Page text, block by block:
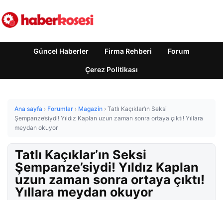
Güncel Haberler Firma Rehberi Forum
Çerez Politikası
Ana sayfa › Forumlar › Magazin › Tatlı Kaçıklar’ın Seksi
Şempanze’siydi! Yıldız Kaplan uzun zaman sonra ortaya çıktı! Yıllara
meydan okuyor
Tatlı Kaçıklar’ın Seksi
Şempanze’siydi! Yıldız Kaplan
uzun zaman sonra ortaya çıktı!
Yıllara meydan okuyor